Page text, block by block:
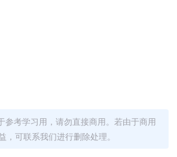
考学习用，请勿直接商用。若由于商用
可联系我们进行删除处理。